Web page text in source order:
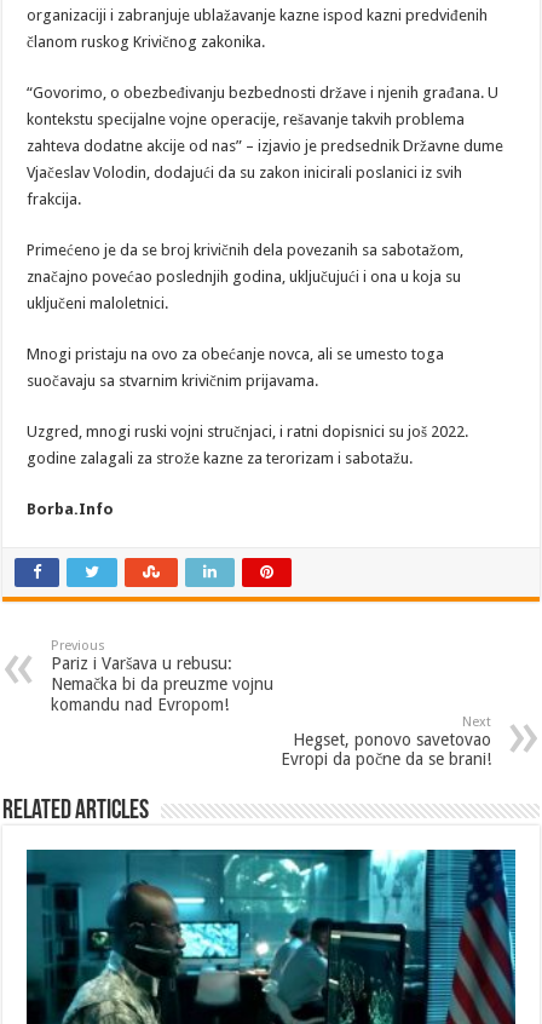
organizaciji i zabranjuje ublažavanje kazne ispod kazni predviđenih
članom ruskog Krivičnog zakonika.
“Govorimo, o obezbeđivanju bezbednosti države i njenih građana. U
kontekstu specijalne vojne operacije, rešavanje takvih problema
zahteva dodatne akcije od nas” – izjavio je predsednik Državne dume
Vjačeslav Volodin, dodajući da su zakon inicirali poslanici iz svih
frakcija.
Primećeno je da se broj krivičnih dela povezanih sa sabotažom,
značajno povećao poslednjih godina, uključujući i ona u koja su
uključeni maloletnici.
Mnogi pristaju na ovo za obećanje novca, ali se umesto toga
suočavaju sa stvarnim krivičnim prijavama.
Uzgred, mnogi ruski vojni stručnjaci, i ratni dopisnici su još 2022.
godine zalagali za strože kazne za terorizam i sabotažu.
Borba.Info
Previous
Pariz i Varšava u rebusu:
Nemačka bi da preuzme vojnu
komandu nad Evropom!
Next
Hegset, ponovo savetovao
Evropi da počne da se brani!
Related Articles